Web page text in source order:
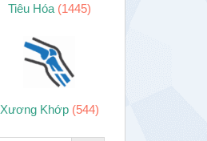
Tiêu Hóa (1445)
Xương Khớp (544)